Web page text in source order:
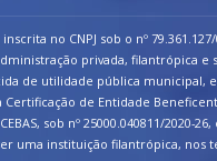
no CNPJ sob o nº 79.361.127/
privada, filantrópica e
de utilidade pública municipal,
Certificação de Entidade
sob nº 25000.040811/2020-
uma instituição filantrópica, nos